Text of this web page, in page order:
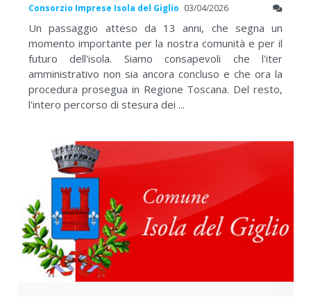
Consorzio Imprese Isola del Giglio 03/04/2026
Un passaggio atteso da 13 anni, che segna un
momento importante per la nostra comunità e per il
futuro dell'isola. Siamo consapevoli che l'iter
amministrativo non sia ancora concluso e che ora la
procedura prosegua in Regione Toscana. Del resto,
l'intero percorso di stesura dei ...